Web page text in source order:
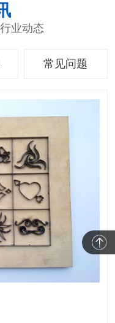
业动态
常见问题